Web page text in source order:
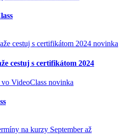
novinka
cestuj s certifikátom 2024
novinka